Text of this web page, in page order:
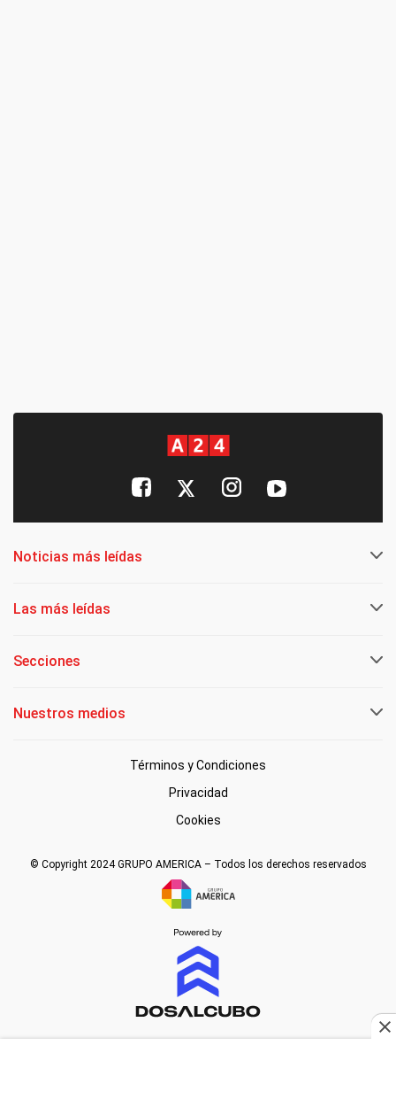
Noticias más leídas
Las más leídas
Secciones
Nuestros medios
Términos y Condiciones
Privacidad
Cookies
© Copyright 2024 GRUPO AMERICA – Todos los derechos reservados